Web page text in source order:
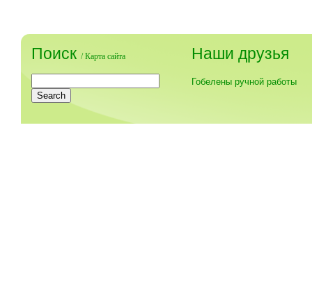
Поиск /Карта сайта Наши друзья
Гобелены ручной работы